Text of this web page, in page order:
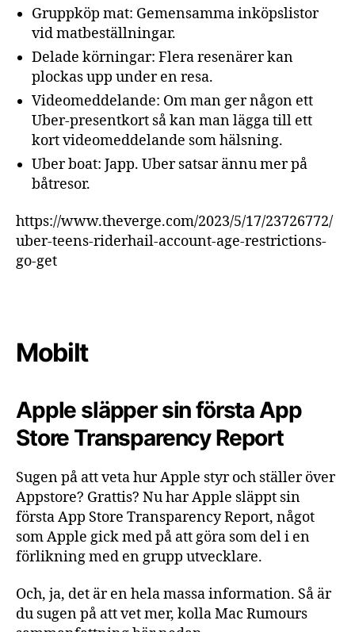
Gruppköp mat: Gemensamma inköpslistor
vid matbeställningar.
Delade körningar: Flera resenärer kan
plockas upp under en resa.
Videomeddelande: Om man ger någon ett
Uber-presentkort så kan man lägga till ett
kort videomeddelande som hälsning.
Uber boat: Japp. Uber satsar ännu mer på
båtresor.
https://www.theverge.com/2023/5/17/23726772/
uber-teens-riderhail-account-age-restrictions-
go-get
Mobilt
Apple släpper sin första App
Store Transparency Report
Sugen på att veta hur Apple styr och ställer över
Appstore? Grattis? Nu har Apple släppt sin
första App Store Transparency Report, något
som Apple gick med på att göra som del i en
förlikning med en grupp utvecklare.
Och, ja, det är en hela massa information. Så är
du sugen på att vet mer, kolla Mac Rumours